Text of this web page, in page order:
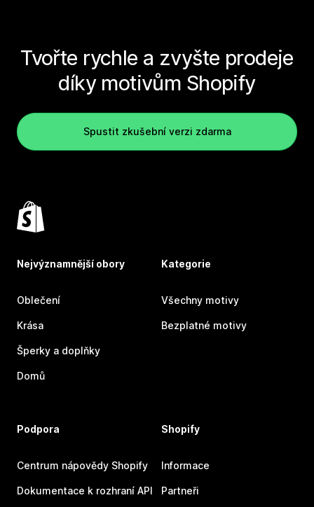
Tvořte rychle a zvyšte prodeje
díky motivům Shopify
Spustit zkušební verzi zdarma
Nejvýznamnější obory
Oblečení
Krása
Šperky a doplňky
Domů
Kategorie
Všechny motivy
Bezplatné motivy
Podpora
Centrum nápovědy Shopify
Dokumentace k rozhraní API
Shopify
Informace
Partneři